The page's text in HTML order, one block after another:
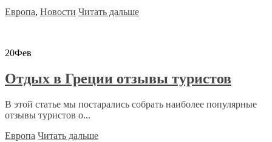
Европа, Новости Читать дальше
20Фев
Отдых в Греции отзывы туристов
В этой статье мы постарались собрать наиболее популярные
отзывы туристов о...
Европа Читать дальше